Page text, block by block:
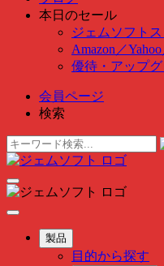
本日のセール
ジェムソフト
Amazon ／Yahoo
優待・アップ
会員ページ
検索
製品
目的から探す